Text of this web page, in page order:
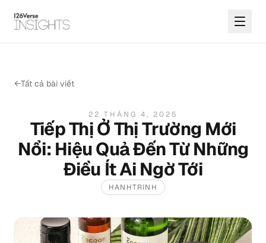
←Tất cả bài viết
22 THÁNG 4, 2025
Tiếp Thị Ở Thị Trường Mới
Nổi: Hiệu Quả Đến Từ Những
Điều Ít Ai Ngờ Tới
HANHTRINH